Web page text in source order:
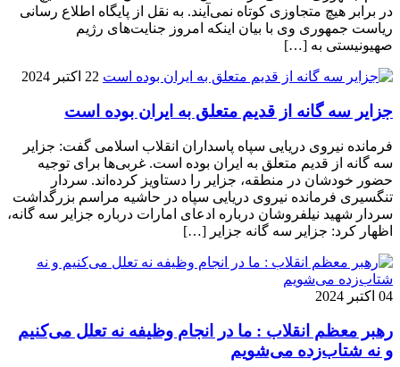
در برابر هیچ متجاوزی کوتاه نمی‌آیند. به نقل از پایگاه اطلاع رسانی
ریاست جمهوری وی با بیان اینکه امروز جنایت‌های رژیم
صهیونیستی به […]
22 اکتبر 2024
جزایر سه گانه از قدیم متعلق به ایران بوده است
فرمانده نیروی دریایی سپاه پاسداران انقلاب اسلامی گفت: جزایر
سه گانه از قدیم متعلق به ایران بوده است. غربی‌ها برای توجیه
حضور خودشان در منطقه، جزایر را دستاویز کرده‌اند. سردار
تنگسیری فرمانده نیروی دریایی سپاه در حاشیه مراسم بزرگداشت
سردار شهید نیلفروشان درباره ادعای امارات درباره جزایر سه گانه،
اظهار کرد: جزایر سه گانه جزایر […]
04 اکتبر 2024
رهبر معظم انقلاب : ما در انجام وظیفه نه تعلل می‌کنیم
و نه شتاب‌زده می‌شویم